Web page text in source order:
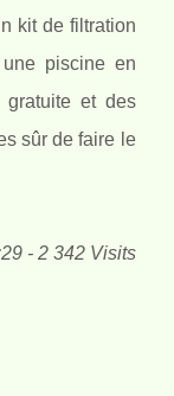
kit de filtration
piscine en
et des
sûr de faire le
- 2 342 Visits